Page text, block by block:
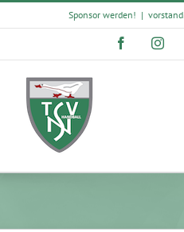
Skip
Sponsor werden! |
Facebook